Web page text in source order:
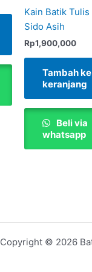
Kain Batik
Sido Asih
Rp1,900,000
Tambah ke
keranjang
Beli via
whatsapp
Copyright © 2026